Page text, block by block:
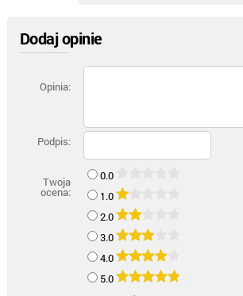
Dodaj opinie
Opinia:
Podpis:
Twoja
ocena:
0.0
1.0
2.0
3.0
4.0
5.0